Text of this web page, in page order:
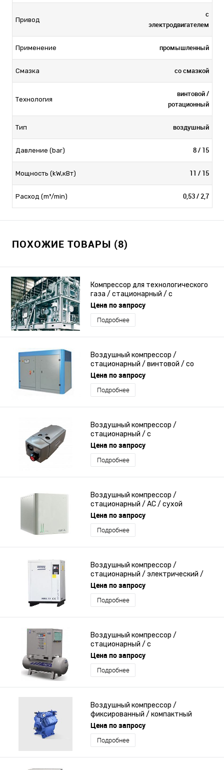
Привод
с
электродвигателем
Применение промышленный
Смазка со смазкой
Технология
винтовой /
ротационный
Тип воздушный
Давление (bar) 8 / 15
Мощность (kW,кВт) 11 / 15
Расход (m³/min) 0,53 / 2,7
ПОХОЖИЕ ТОВАРЫ (8)
Компрессор для технологического
газа / стационарный / с
электродвигателем / поршневый
Цена по запросу
Подробнее
Воздушный компрессор /
стационарный / винтовой / со
смазкой
Цена по запросу
Подробнее
Воздушный компрессор /
стационарный / с
электродвигателем / лопастный
Цена по запросу
Подробнее
Воздушный компрессор /
стационарный / AC / сухой
Цена по запросу
Подробнее
Воздушный компрессор /
стационарный / электрический /
винтовой
Цена по запросу
Подробнее
Воздушный компрессор /
стационарный / с
электродвигателем / винтовой
Цена по запросу
Подробнее
Воздушный компрессор /
фиксированный / компактный
Цена по запросу
Подробнее